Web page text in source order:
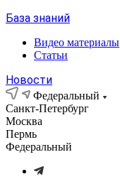
База знаний
Видео материалы
Статьи
Новости
Федеральный
Санкт-Петербург
Москва
Пермь
Федеральный